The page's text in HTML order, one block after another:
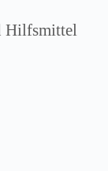
Hilfsmittel